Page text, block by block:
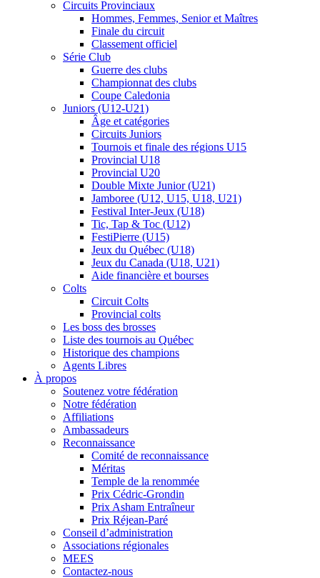
Circuits Provinciaux
Hommes, Femmes, Senior et Maîtres
Finale du circuit
Classement officiel
Série Club
Guerre des clubs
Championnat des clubs
Coupe Caledonia
Juniors (U12-U21)
Âge et catégories
Circuits Juniors
Tournois et finale des régions U15
Provincial U18
Provincial U20
Double Mixte Junior (U21)
Jamboree (U12, U15, U18, U21)
Festival Inter-Jeux (U18)
Tic, Tap & Toc (U12)
FestiPierre (U15)
Jeux du Québec (U18)
Jeux du Canada (U18, U21)
Aide financière et bourses
Colts
Circuit Colts
Provincial colts
Les boss des brosses
Liste des tournois au Québec
Historique des champions
Agents Libres
À propos
Soutenez votre fédération
Notre fédération
Affiliations
Ambassadeurs
Reconnaissance
Comité de reconnaissance
Méritas
Temple de la renommée
Prix Cédric-Grondin
Prix Asham Entraîneur
Prix Réjean-Paré
Conseil d’administration
Associations régionales
MEES
Contactez-nous